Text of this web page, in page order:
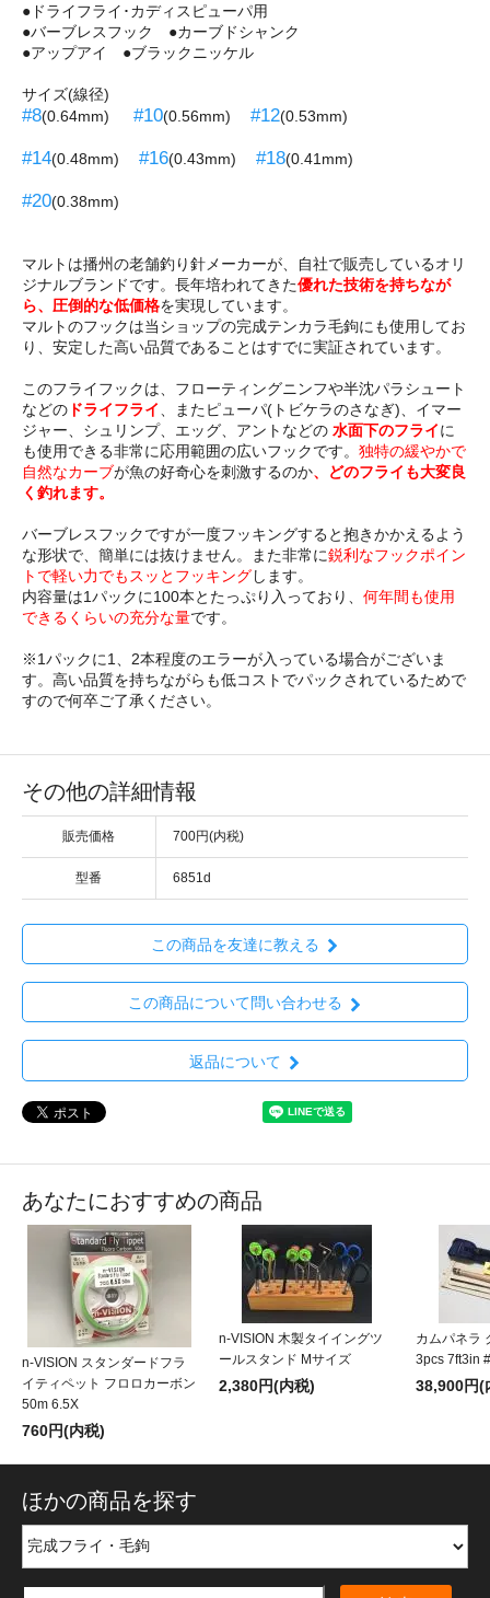
●ドライフライ･カディスピューパ用
●バーブレスフック ●カーブドシャンク
●アップアイ ●ブラックニッケル
サイズ(線径)
#8(0.64mm) #10(0.56mm) #12(0.53mm)
#14(0.48mm) #16(0.43mm) #18(0.41mm)
#20(0.38mm)
マルトは播州の老舗釣り針メーカーが、自社で販売しているオリ
ジナルブランドです。長年培われてきた優れた技術を持ちなが
ら、圧倒的な低価格を実現しています。
マルトのフックは当ショップの完成テンカラ毛鉤にも使用してお
り、安定した高い品質であることはすでに実証されています。
このフライフックは、フローティングニンフや半沈パラシュート
などの ドライフライ
、またピューパ(トビケラのさなぎ)、イマー
ジャー、シュリンプ、エッグ、アントなどの 水面下のフライに
も使用できる非常に応用範囲の広いフックです。 独特の緩やかで
自然なカーブが魚の好奇心を刺激するのか、どのフライも大変良
く釣れます。
バーブレスフックですが一度フッキングすると抱きかかえるよう
な形状で、簡単には抜けません。また非常に鋭利なフックポイン
トで軽い力でもスッとフッキングします。
内容量は1パックに100本とたっぷり入っており、 何年間も使用
できるくらいの充分な量です。
※1パックに1、2本程度のエラーが入っている場合がございま
す。高い品質を持ちながらも低コストでパックされているためで
すので何卒ご了承ください。
その他の詳細情報
販売価格 700円(内税)
型番 6851d
この商品を友達に教える
この商品について問い合わせる
返品について
あなたにおすすめの商品
n-VISION スタンダードフラ
イティペット フロロカーボン
50m 6.5X
760円(内税)
n-VISION 木製タイイングツ
ールスタンド Mサイズ
2,380円(内税)
カムパネラ
3pcs 7ft3in
38,900円(
ほかの商品を探す